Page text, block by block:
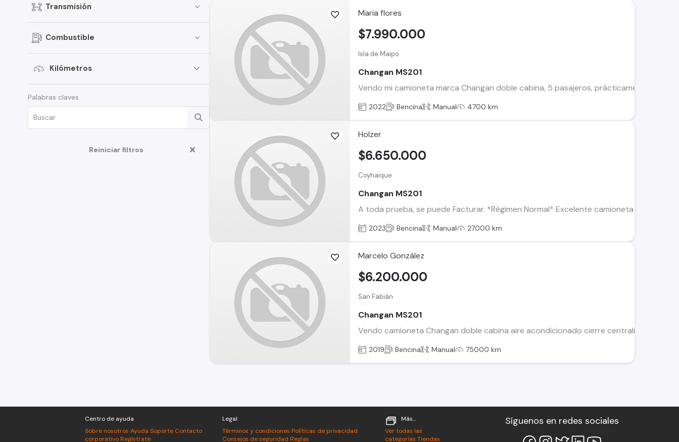
Alsvin
CS75
CS1
CX70T
CS55 Plus
Transmisión
Combustible
Kilómetros
Palabras claves
Reiniciar filtros
Maria flores
Isla de Maipo
Changan MS201
Vendo mi camioneta marca Changan doble cabina, 5 pasajeros, prácticamente
$7.990.000
2022 Bencina Manual 4700 km
Holzer
Coyhaique
Changan MS201
A toda prueba, se puede Facturar. *Régimen Normal* Excelente camioneta para
$6.650.000
2023 Bencina Manual 27000 km
Marcelo González
San Fabián
Changan MS201
Vendo camioneta Changan doble cabina aire acondicionado cierre centralizado
$6.200.000
2019 Bencina Manual 75000 km
Centro de ayuda
Sobre nosotros Ayuda Soporte Contacto
corporativo Regístrate
Legal
Términos y condiciones Políticas de privacidad
Consejos de seguridad Reglas
Más...
Ver todas las
categorías Tiendas
Síguenos en redes sociales